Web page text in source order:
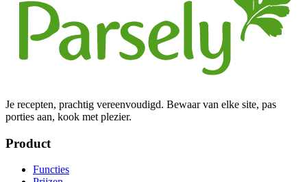
Je recepten, prachtig vereenvoudigd. Bewaar van elke site, pas
porties aan, kook met plezier.
Product
Functies